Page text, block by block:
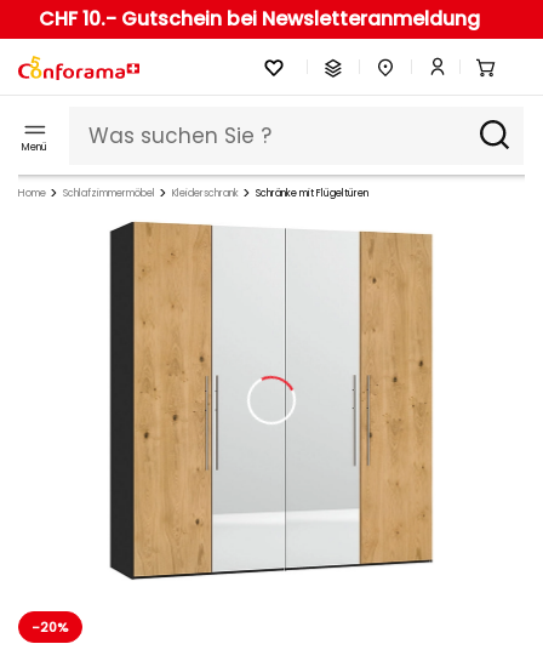
CHF 10.- Gutschein bei Newsletteranmeldung
Menü
Home Schlafzimmermöbel Kleiderschrank Schränke mit Flügeltüren
-20%